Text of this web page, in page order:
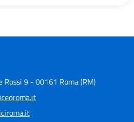
9 - 00161 Roma (RM)